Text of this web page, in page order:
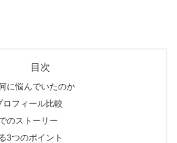
目次
に悩んでいたのか
フィール比較
のストーリー
3つのポイント